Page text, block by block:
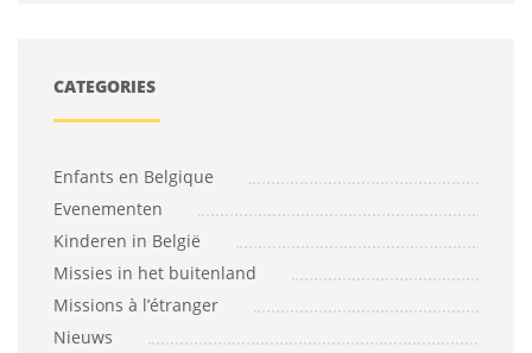
CATEGORIES
Enfants en Belgique
Evenementen
Kinderen in België
Missies in het buitenland
Missions à l’étranger
Nieuws